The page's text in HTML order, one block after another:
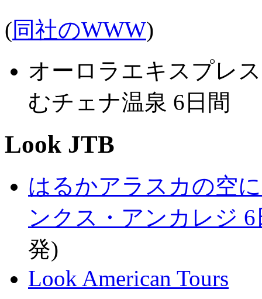
(同社のWWW)
オーロラエキスプレ
むチェナ温泉 6日間
Look JTB
はるかアラスカの空
ンクス・アンカレジ 6
発)
Look American Tours